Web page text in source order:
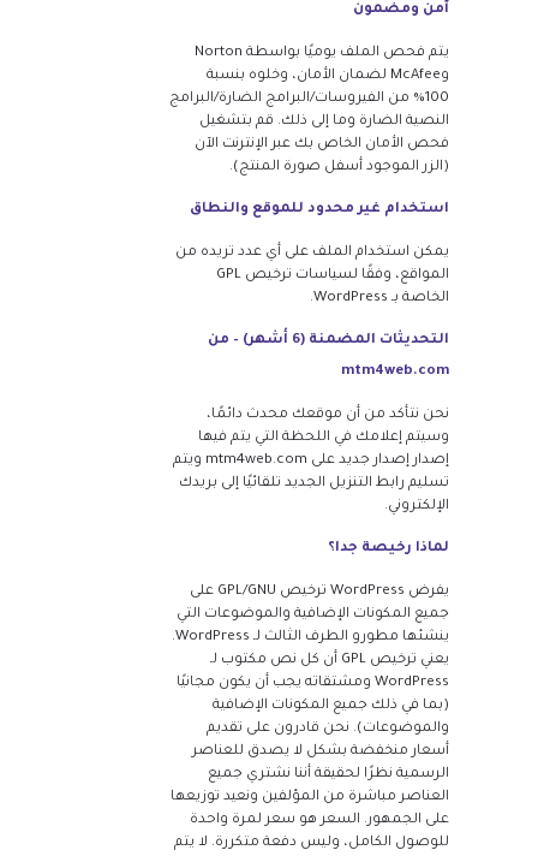
آمن ومضمون
يتم فحص الملف يوميًا بواسطة Norton
وMcAfee لضمان الأمان، وخلوه بنسبة
100% من الفيروسات/البرامج الضارة/البرامج
النصية الضارة وما إلى ذلك. قم بتشغيل
فحص الأمان الخاص بك عبر الإنترنت الآن
(الزر الموجود أسفل صورة المنتج).
استخدام غير محدود للموقع والنطاق
يمكن استخدام الملف على أي عدد تريده من
المواقع، وفقًا لسياسات ترخيص GPL
الخاصة بـ WordPress.
التحديثات المضمنة (6 أشهر) – من
mtm4web.com
نحن نتأكد من أن موقعك محدث دائمًا،
وسيتم إعلامك في اللحظة التي يتم فيها
إصدار إصدار جديد على mtm4web.com ويتم
تسليم رابط التنزيل الجديد تلقائيًا إلى بريدك
الإلكتروني.
لماذا رخيصة جدا؟
يفرض WordPress ترخيص GPL/GNU على
جميع المكونات الإضافية والموضوعات التي
ينشئها مطورو الطرف الثالث لـ WordPress.
يعني ترخيص GPL أن كل نص مكتوب لـ
WordPress ومشتقاته يجب أن يكون مجانيًا
(بما في ذلك جميع المكونات الإضافية
والموضوعات). نحن قادرون على تقديم
أسعار منخفضة بشكل لا يصدق للعناصر
الرسمية نظرًا لحقيقة أننا نشتري جميع
العناصر مباشرة من المؤلفين ونعيد توزيعها
على الجمهور. السعر هو سعر لمرة واحدة
للوصول الكامل، وليس دفعة متكررة. لا يتم